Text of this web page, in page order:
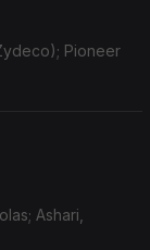
Pioneer
Ashari,